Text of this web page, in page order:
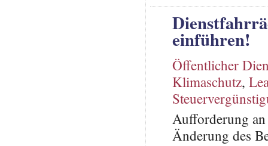
einführen!
Öffentlicher
Klimaschutz,
Aufforderung an
Änderung des